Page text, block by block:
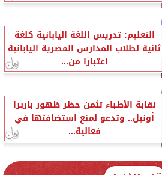
التعليم: تدريس اللغة اليابانية كلغة
ثانية لطلاب المدارس المصرية اليابانية
اعتبارا من...
نقابة الأطباء تثمن حظر ظهور باربرا
أونيل.. وتدعو لمنع استضافتها في
فعالية...